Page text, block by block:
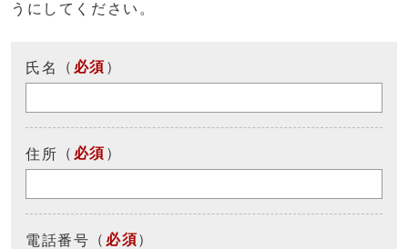
うにしてください。
氏名 （ 必須 ）
住所 （ 必須 ）
電話番号 （ 必須）